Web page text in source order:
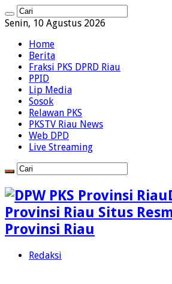
Senin, 10 Agustus 2026
Home
Berita
Fraksi PKS DPRD Riau
PPID
Lip Media
Sosok
Relawan PKS
PKSTV Riau News
Web DPD
Live Streaming
Provinsi Riau Situs
Provinsi Riau
Redaksi